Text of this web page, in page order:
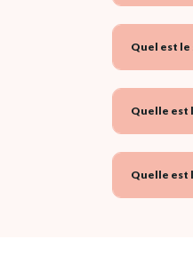
Quel est le
Quelle est
Quelle est